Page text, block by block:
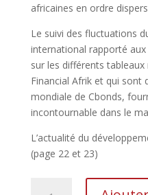
africaines en ordre
Le suivi des fluctuations
international rapporté
sur les différents
Financial Afrik et qui sont
mondiale de Cbonds,
incontournable dans le
L’actualité du
(page 22 et 23)